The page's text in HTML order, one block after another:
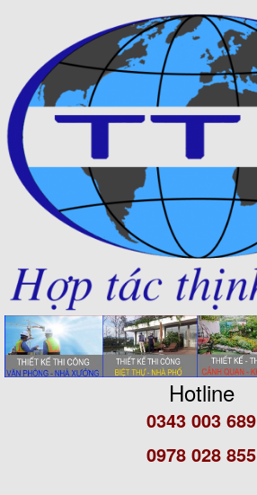
Hotline
0343 003 689
0978 028 855